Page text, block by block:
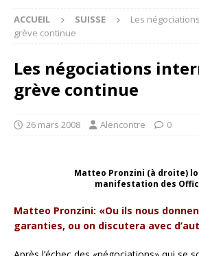
ACCUEIL SUISSE
Les
grève continue
Les négociations
grève continue
26 mars 2008 Alencontre 0
Matteo Pronzini (à droite)
manifestation des
Matteo Pronzini: «Ou ils nous
garanties, ou on discutera avec